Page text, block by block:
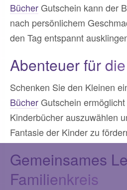
BücherGutschein kann der
nach persönlichem
den Tag entspannt
Abenteuer für
Schenken Sie den Kleinen
BücherGutschein
Kinderbücher auszuwählen
Fantasie der Kinder zu
Gemeinsames
Familienkreis